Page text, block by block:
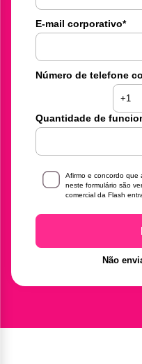
E-mail corporativo*
Número de telefone
Quantidade de
Afirmo e concordo que
neste formulário são
comercial da Flash
Não